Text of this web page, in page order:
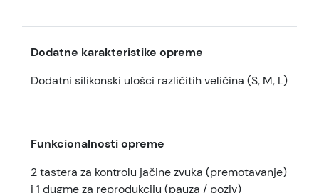
Dodatne karakteristike opreme
Dodatni silikonski ulošci različitih veličina (S, M, L)
Funkcionalnosti opreme
2 tastera za kontrolu jačine zvuka (premotavanje)
i 1 dugme za reprodukciju (pauza / poziv)